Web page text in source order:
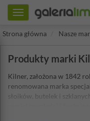
Toggle
navigation
Strona główna
Nasze
Produkty marki
Kilner, założona w 1842
renomowana marka
słoików, butelek i
nagrody za unikatowy